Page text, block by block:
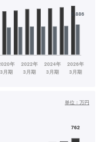
単位： 万円